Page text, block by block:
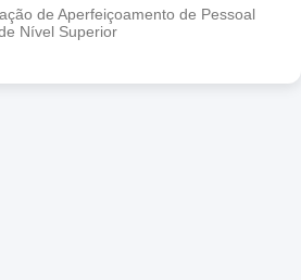
de Aperfeiçoamento de Pessoal
Nível Superior